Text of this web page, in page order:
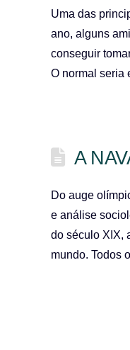
Uma das
ano, alguns
conseguir
O normal seria
A
Do auge
e análise
do século XIX,
mundo. Todos